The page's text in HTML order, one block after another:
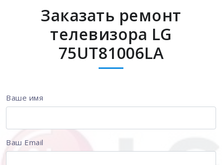
Заказать ремонт
телевизора LG
75UT81006LA
Ваше имя
Ваш Email